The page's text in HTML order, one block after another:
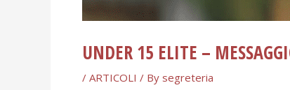
UNDER 15 ELITE –
/ ARTICOLI / By segreteria